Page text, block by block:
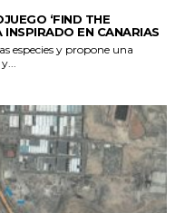
‘FIND THE
INSPIRADO EN CANARIAS
especies y propone una